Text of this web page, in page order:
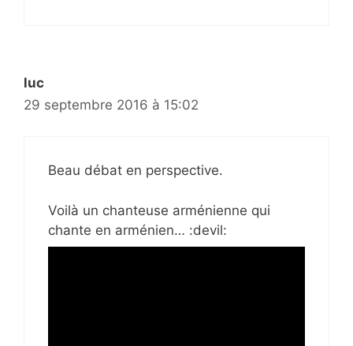
luc
29 septembre 2016 à 15:02
Beau débat en perspective.
Voilà un chanteuse arménienne qui
chante en arménien… :devil: